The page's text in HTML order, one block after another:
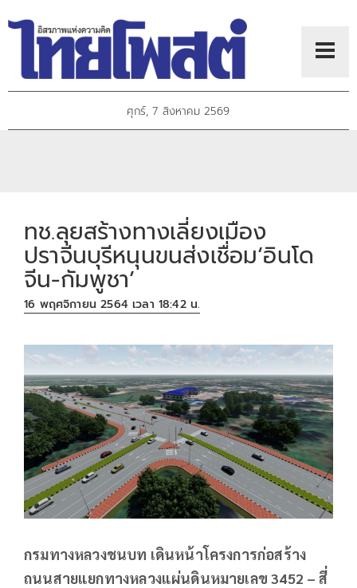
ศุกร์, 7 สิงหาคม 2569
ทช.ลุยสร้างทางเลี่ยงเมือง
ปราจีนบุรีหนุนขนส่งเชื่อม‘อินโด
จีน-กัมพูชา’
16 พฤศจิกายน 2564 เวลา 18:42 น.
กรมทางหลวงชนบท เดินหน้าโครงการก่อสร้าง
ถนนสายแยกทางหลวงแผ่นดินหมายเลข 3452 – สี่